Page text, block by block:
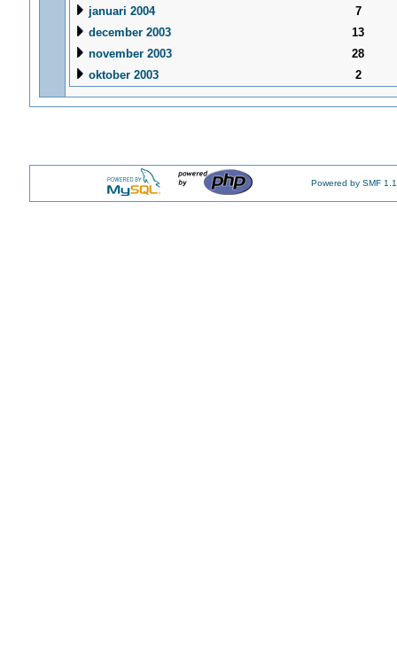
januari 2004
7
december 2003
13
november 2003
28
oktober 2003
2
Powered by SMF